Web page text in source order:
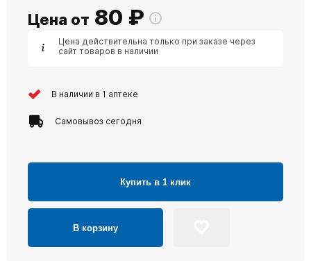
Цена от 80 ₽
Цена действительна только при заказе через
сайт товаров в наличии
В наличии в 1 аптеке
Самовывоз сегодня
Купить в 1 клик
В корзину